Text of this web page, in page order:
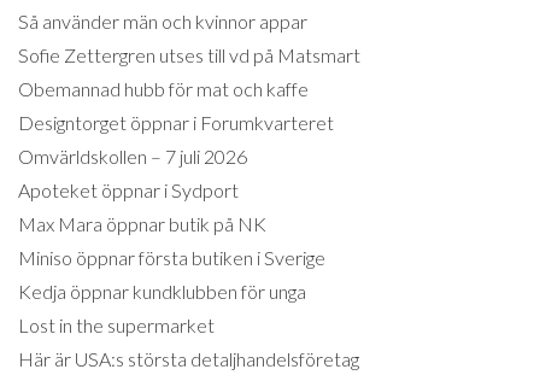
Så använder män och kvinnor appar
Sofie Zettergren utses till vd på Matsmart
Obemannad hubb för mat och kaffe
Designtorget öppnar i Forumkvarteret
Omvärldskollen – 7 juli 2026
Apoteket öppnar i Sydport
Max Mara öppnar butik på NK
Miniso öppnar första butiken i Sverige
Kedja öppnar kundklubben för unga
Lost in the supermarket
Här är USA:s största detaljhandelsföretag